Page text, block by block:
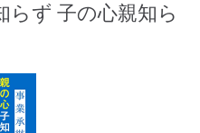
らず 子の心親知ら